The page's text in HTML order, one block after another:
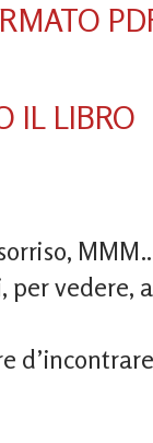
IL LIBRO
vedere,